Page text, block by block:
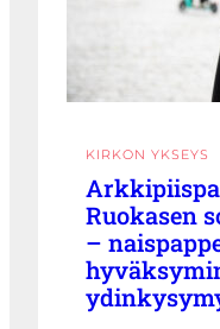
KIRKON YKSEYS
Ruokasen
–